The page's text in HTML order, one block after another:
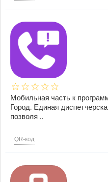
Мобильная часть к
Город. Единая
позволя ..
QR-код